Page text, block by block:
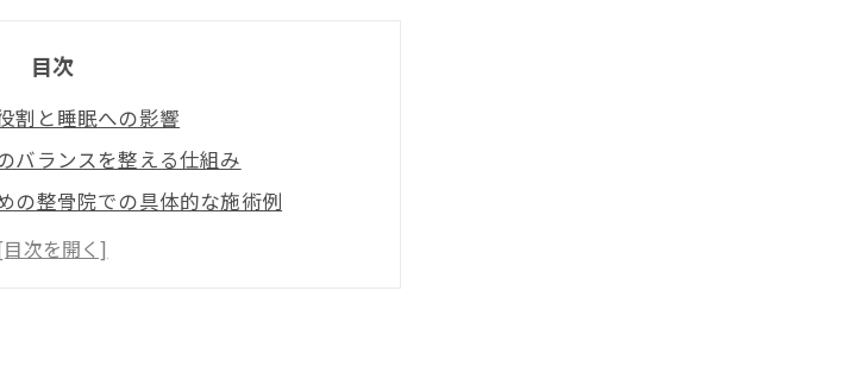
目次
割と睡眠への影響
バランスを整える仕組み
の整骨院での具体的な施術例
輪で目指す睡眠改善